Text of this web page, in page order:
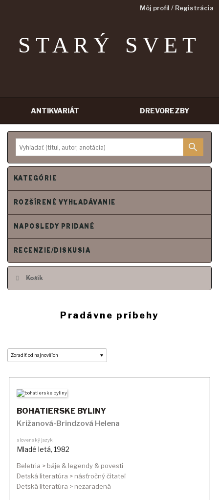
Môj profil / Registrácia
STARÝ SVET
ANTIKVARIÁT DREVOREZBY
na
KATEGÓRIE
ROZŠÍRENÉ VYHĽADÁVANIE
NAPOSLEDY PRIDANÉ
RECENZIE/DISKUSIA
Košík
Pradávne príbehy
BOHATIERSKE BYLINY
Križanová-Brindzová Helena
slovenský jazyk
Mladé letá, 1982
Beletria > báje & legendy & povesti
Detská literatúra > násťročný čitateľ
Detská literatúra > nezaradená